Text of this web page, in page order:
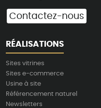
Contactez-nous
RÉALISATIONS
Sites vitrines
Sites e-commerce
Usine à site
Référencement naturel
Newsletters